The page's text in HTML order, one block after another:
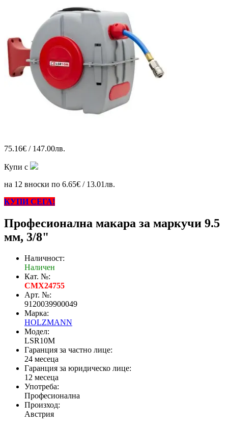
75.16€ / 147.00лв.
Купи с
на 12 вноски по 6.65€ / 13.01лв.
КУПИ СЕГА!
Професионална макара за маркучи 9.5
мм, 3/8"
Наличност:
Наличен
Кат. №:
CMX24755
Арт. №:
9120039900049
Марка:
HOLZMANN
Модел:
LSR10M
Гаранция за частно лице:
24 месеца
Гаранция за юридическо лице:
12 месеца
Употреба:
Професионална
Произход:
Австрия